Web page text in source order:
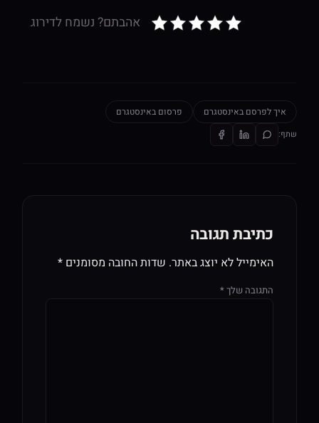
אהבתם? נשמח לדירוג
איך לפרסם באינסטגרם פרסום באינסטגרם
שתף:
כתיבת תגובה
האימייל לא יוצג באתר. שדות החובה מסומנים *
התגובה שלך*